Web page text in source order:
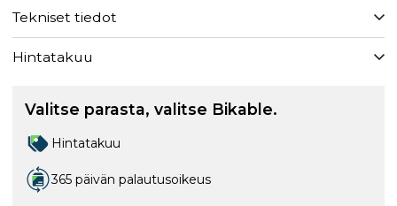
Tekniset tiedot
Hintatakuu
Valitse parasta, valitse Bikable.
Hintatakuu
365 päivän palautusoikeus